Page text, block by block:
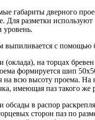
габариты дверного
Для разметки используют
уровень.
выпиливается с помощью
(оклада), на торцах
формируется шип
на всю высоту проема. На
имеющая паз такого же
обсады в распор
сторон паз по